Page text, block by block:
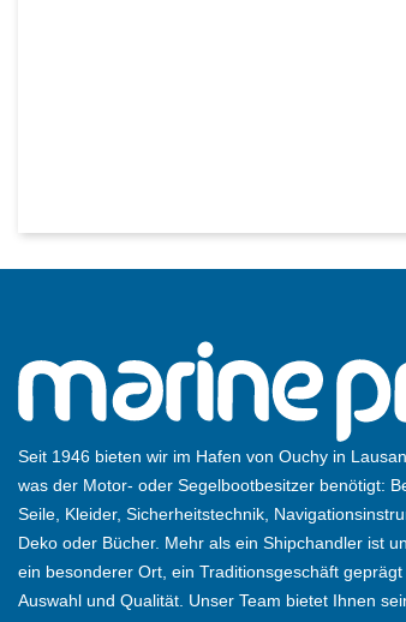
Seit 1946 bieten wir im Hafen von Ouchy in
was der Motor- oder Segelbootbesitzer benötigt:
Seile, Kleider, Sicherheitstechnik,
Deko oder Bücher. Mehr als ein Shipchandler ist
ein besonderer Ort, ein Traditionsgeschäft
Auswahl und Qualität. Unser Team bietet Ihnen